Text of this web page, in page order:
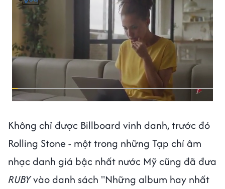
Không chỉ được Billboard vinh danh, trước đó
Rolling Stone - một trong những Tạp chí âm
nhạc danh giá bậc nhất nước Mỹ cũng đã đưa
RUBYvào danh sách "Những album hay nhất